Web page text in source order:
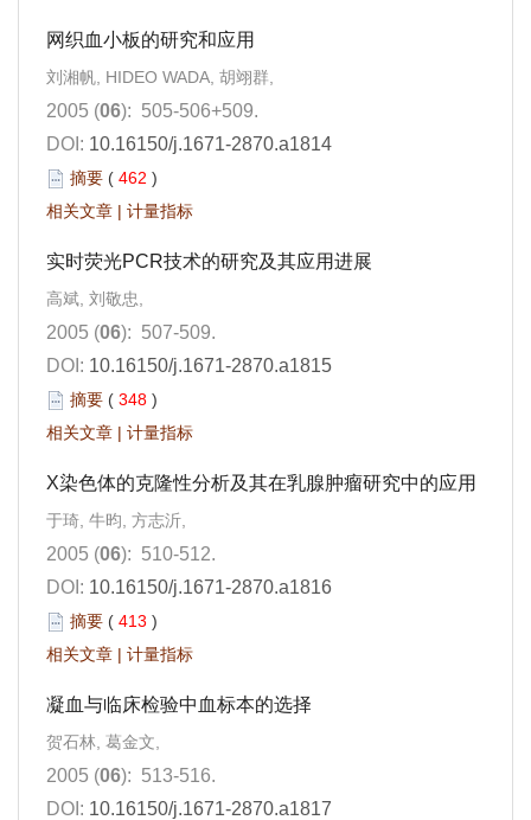
网织血小板的研究和应用
刘湘帆, HIDEO WADA, 胡翊群,
2005 (06): 505-506+509.
DOI: 10.16150/j.1671-2870.a1814
摘要 ( 462 )
相关文章 | 计量指标
实时荧光PCR技术的研究及其应用进展
高斌, 刘敬忠,
2005 (06): 507-509.
DOI: 10.16150/j.1671-2870.a1815
摘要 ( 348 )
相关文章 | 计量指标
X染色体的克隆性分析及其在乳腺肿瘤研究中的应用
于琦, 牛昀, 方志沂,
2005 (06): 510-512.
DOI: 10.16150/j.1671-2870.a1816
摘要 ( 413 )
相关文章 | 计量指标
凝血与临床检验中血标本的选择
贺石林, 葛金文,
2005 (06): 513-516.
DOI: 10.16150/j.1671-2870.a1817